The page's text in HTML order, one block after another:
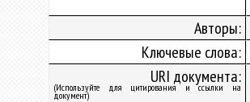
Авторы:
Ключевые слова:
URI документа:
(Используйте для цитирования и ссылки на
документ)